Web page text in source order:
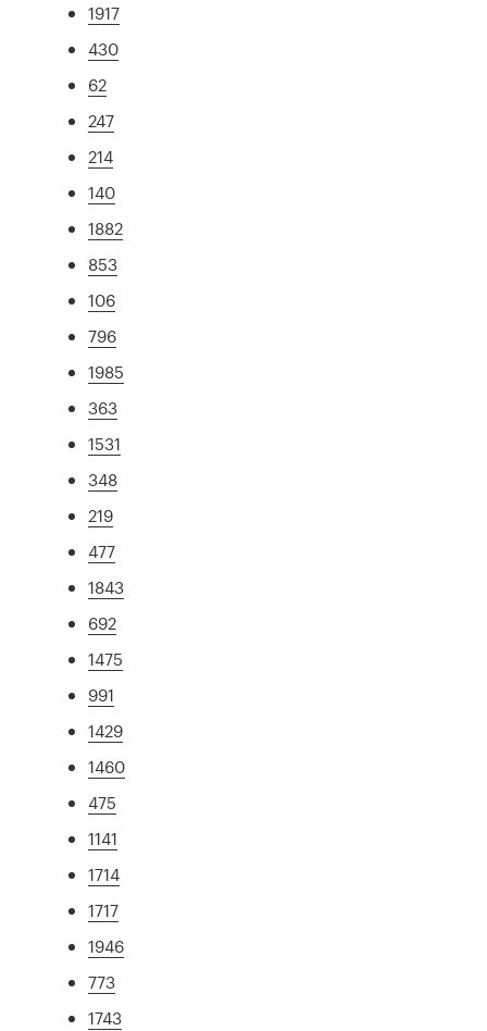
1917
430
62
247
214
140
1882
853
106
796
1985
363
1531
348
219
477
1843
692
1475
991
1429
1460
475
1141
1714
1717
1946
773
1743